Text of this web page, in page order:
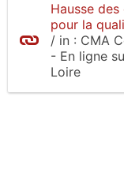
Hausse
pour la
/ in : CMA
- En ligne
Loire